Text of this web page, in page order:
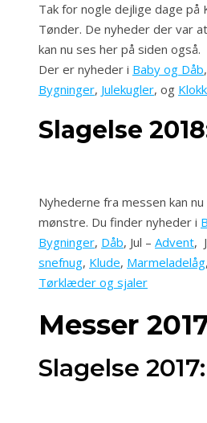
Tak for nogle dejlige dage på
Tønder. De nyheder der var
kan nu ses her på siden også.
Der er nyheder i Baby og Dåb,
Bygninger, Julekugler, og
Slagelse
Nyhederne fra messen kan
mønstre. Du finder nyheder i
Bygninger, Dåb, Jul – Advent,
snefnug, Klude, Marmeladelåg,
Tørklæder og sjaler
Messer
Slagelse 2017: